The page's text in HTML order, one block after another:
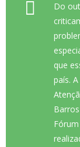
Do
que
país.